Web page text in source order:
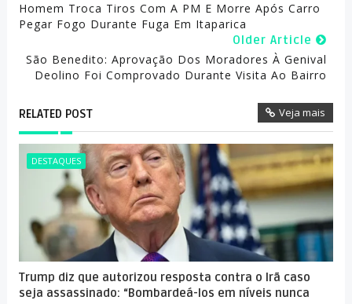
Homem Troca Tiros Com A PM E Morre Após Carro
Pegar Fogo Durante Fuga Em Itaparica
Older Article
São Benedito: Aprovação Dos Moradores À Genival
Deolino Foi Comprovado Durante Visita Ao Bairro
RELATED POST Veja mais
DESTAQUES
Trump diz que autorizou resposta contra o Irã caso
seja assassinado: “Bombardeá-los em níveis nunca